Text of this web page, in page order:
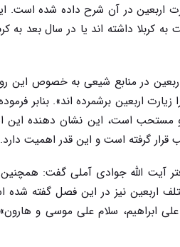
کربلا داشته اند یا در سال بعد به
اربعین در منابع شیعی به خصوص
را زیارت اربعین برشمرده اند». بنابر
نماز واجب و مستحب است، این نشان
گرفته است و این قدر اهمیت دارد.
آیت الله جوادی آملی گفت:
اربعین نیز در این فصل گفته
ابراهیم، سلام علی موسی و